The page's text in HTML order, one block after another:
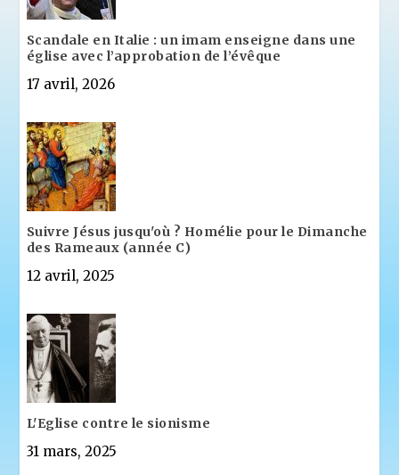
Scandale en Italie : un imam enseigne dans une
église avec l’approbation de l’évêque
17 avril, 2026
Suivre Jésus jusqu'où ? Homélie pour le Dimanche
des Rameaux (année C)
12 avril, 2025
L'Eglise contre le sionisme
31 mars, 2025